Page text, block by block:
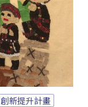
新提升計畫